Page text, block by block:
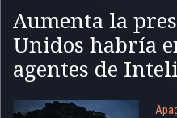
Aumenta la
Unidos habría
agentes de